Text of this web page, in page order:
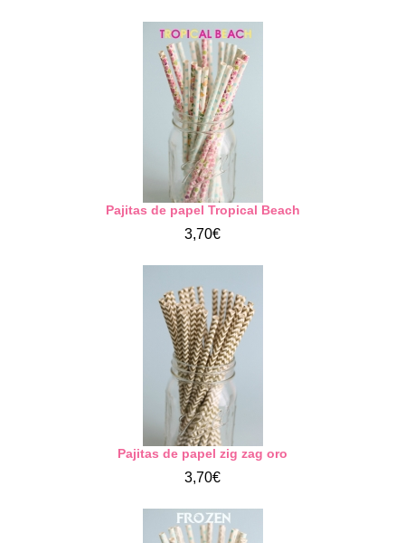
Pajitas de papel Tropical Beach
3,70€
Pajitas de papel zig zag oro
3,70€